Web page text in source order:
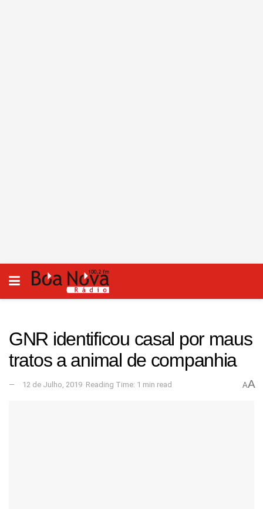
GNR identificou casal por maus
tratos a animal de companhia
12 de Julho, 2019 Reading Time: 1 min read AA